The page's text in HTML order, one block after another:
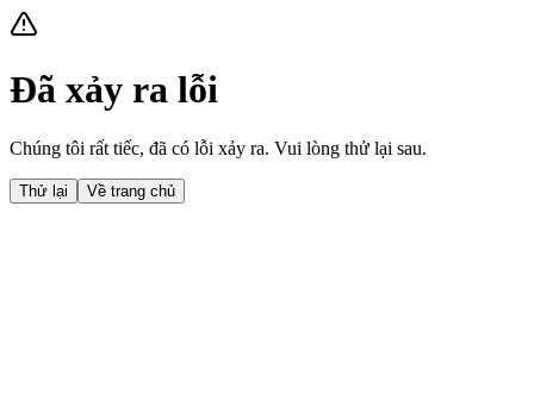
Đã xảy ra lỗi
Chúng tôi rất tiếc, đã có lỗi xảy ra. Vui lòng thử lại sau.
Thử lại Về trang chủ